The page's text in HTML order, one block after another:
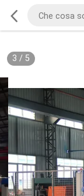
3 / 5